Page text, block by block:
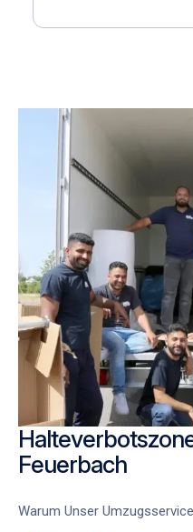
Feuerbach
Warum Unser